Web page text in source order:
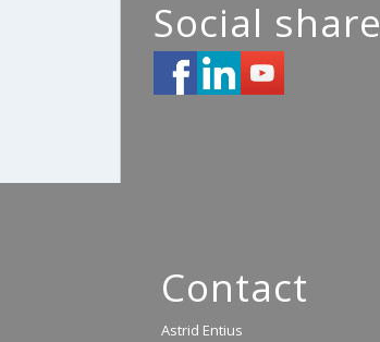
Social share
Contact
Astrid Entius